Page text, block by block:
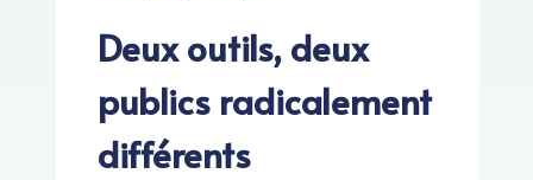
Deux outils, deux
publics radicalement
différents